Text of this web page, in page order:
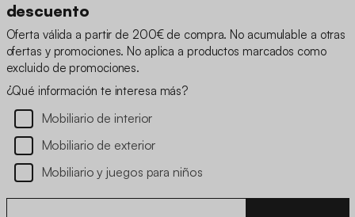
descuento
Oferta válida a partir de 200€ de compra. No acumulable a otras
ofertas y promociones. No aplica a productos marcados como
excluido de promociones.
¿Qué información te interesa más?
Mobiliario de interior
Mobiliario de exterior
Mobiliario y juegos para niños